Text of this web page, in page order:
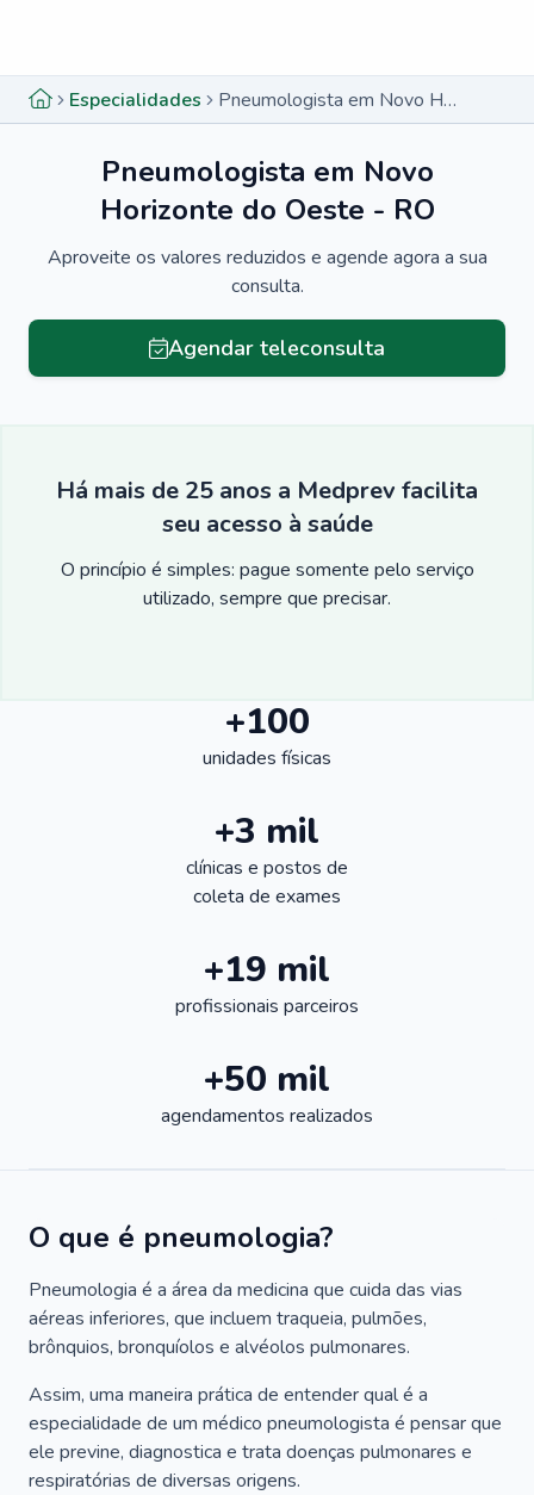
Especialidades Pneumologista em Novo Horizonte do Oeste - RO
Pneumologista em Novo
Horizonte do Oeste - RO
Aproveite os valores reduzidos e agende agora a sua
consulta.
Agendar teleconsulta
Há mais de 25 anos a Medprev facilita
seu acesso à saúde
O princípio é simples: pague somente pelo serviço
utilizado, sempre que precisar.
+100
unidades físicas
+3 mil
clínicas e postos de
coleta de exames
+19 mil
profissionais parceiros
+50 mil
agendamentos realizados
O que é pneumologia?
Pneumologia é a área da medicina que cuida das vias
aéreas inferiores, que incluem traqueia, pulmões,
brônquios, bronquíolos e alvéolos pulmonares.
Assim, uma maneira prática de entender qual é a
especialidade de um médico pneumologista é pensar que
ele previne, diagnostica e trata doenças pulmonares e
respiratórias de diversas origens.